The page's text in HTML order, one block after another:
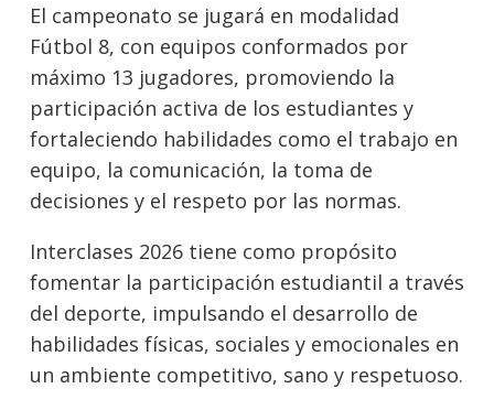
El campeonato se jugará en modalidad
Fútbol 8, con equipos conformados por
máximo 13 jugadores, promoviendo la
participación activa de los estudiantes y
fortaleciendo habilidades como el trabajo en
equipo, la comunicación, la toma de
decisiones y el respeto por las normas.
Interclases 2026 tiene como propósito
fomentar la participación estudiantil a través
del deporte, impulsando el desarrollo de
habilidades físicas, sociales y emocionales en
un ambiente competitivo, sano y respetuoso.